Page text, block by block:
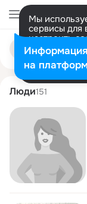
Мы
сервисы для
настроить
Разрешить
Поиск
людям
anatoliy
Люди151
на